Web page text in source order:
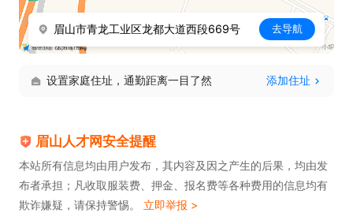
眉山市青龙工业区龙都大道西段669号 去导航
设置家庭住址，通勤距离一目了然 添加住址
眉山人才网安全提醒
本站所有信息均由用户发布，其内容及因之产生的后果，均由发
布者承担；凡收取服装费、押金、报名费等各种费用的信息均有
欺诈嫌疑，请保持警惕。 立即举报 >